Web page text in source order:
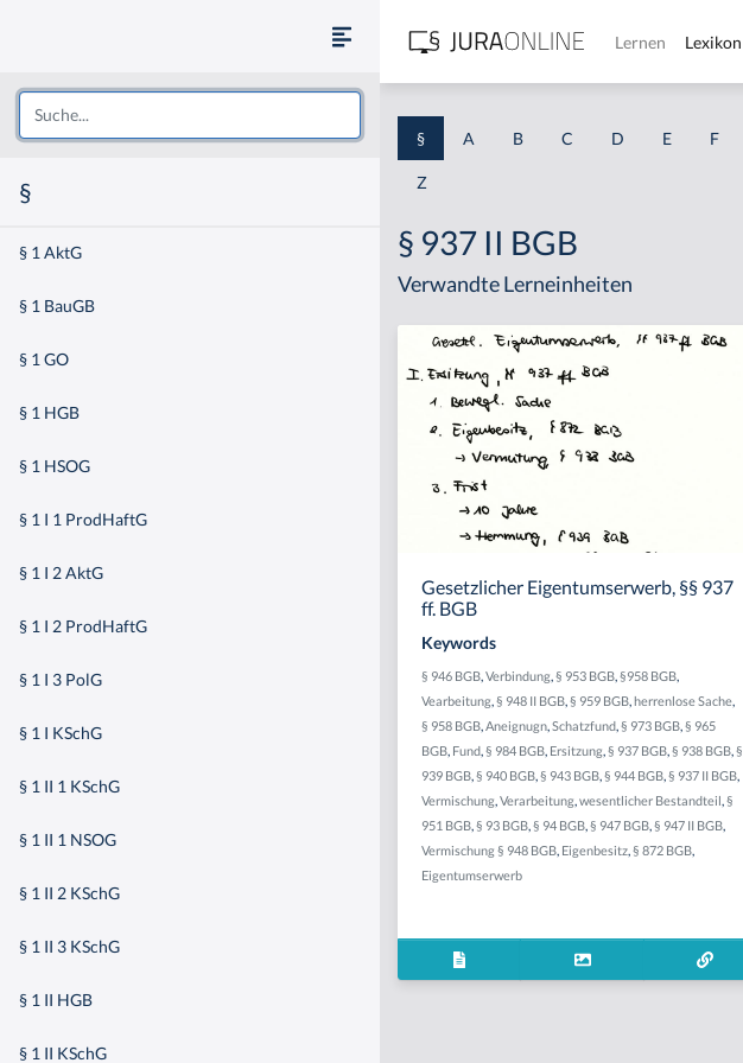
§
§ 1 AktG
§ 1 BauGB
§ 1 GO
§ 1 HGB
§ 1 HSOG
§ 1 I 1 ProdHaftG
§ 1 I 2 AktG
§ 1 I 2 ProdHaftG
§ 1 I 3 PolG
§ 1 I KSchG
§ 1 II 1 KSchG
§ 1 II 1 NSOG
§ 1 II 2 KSchG
§ 1 II 3 KSchG
§ 1 II HGB
§ 1 II KSchG
Lernen Lexikon
§ A B C D E F
Z
§ 937 II BGB
Verwandte Lerneinheiten
Gesetzlicher Eigentumserwerb, §§ 937
ff. BGB
Keywords
§ 946 BGB,Verbindung,§ 953 BGB,§958 BGB,
Vearbeitung,§ 948 II BGB,§ 959 BGB,herrenlose Sache,
§ 958 BGB,Aneignugn,Schatzfund,§ 973 BGB,§ 965
BGB, Fund,§ 984 BGB, Ersitzung,§ 937 BGB,§ 938 BGB,§
939 BGB,§ 940 BGB,§ 943 BGB,§ 944 BGB,§ 937 II BGB,
Vermischung,Verarbeitung,wesentlicher Bestandteil,§
951 BGB,§ 93 BGB,§ 94 BGB,§ 947 BGB,§ 947 II BGB,
Vermischung § 948 BGB, Eigenbesitz,§ 872 BGB,
Eigentumserwerb